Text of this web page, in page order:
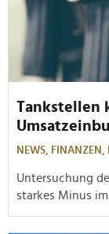
Tankstellen
NEWS, FINANZEN,
Untersuchung
starkes Minus im